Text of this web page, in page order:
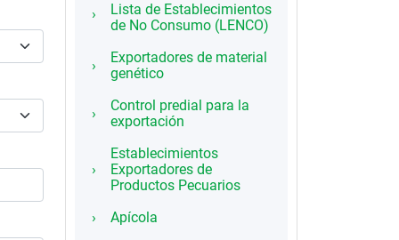
Lista de Establecimientos
de No Consumo (LENCO)
Exportadores de material
genético
Control predial para la
exportación
Establecimientos
Exportadores de
Productos Pecuarios
Apícola